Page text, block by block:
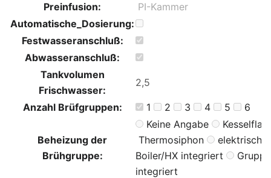
Preinfusion:
Automatische_Dosierung:
Festwasseranschluß:
Abwasseranschluß:
Tankvolumen
Frischwasser:
Anzahl Brüfgruppen:
1 2 3 4 5 6
Beheizung der
Brühgruppe:
Keine Angabe
Thermosiphon
elektrisch
Boiler/HX integriert
integriert